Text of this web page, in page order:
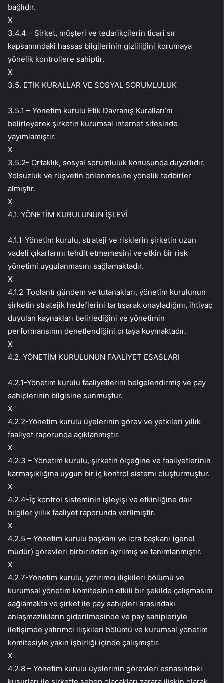
bağlıdır.
X
3.4.4 – Şirket, müşteri ve tedarikçilerin ticari sır
kapsamındaki hassas bilgilerinin gizliliğini korumaya
yönelik kontrollere sahiptir.
X
3.5. ETİK KURALLAR VE SOSYAL SORUMLULUK
3.5.1 – Yönetim kurulu Etik Davranış Kuralları’nı
belirleyerek şirketin kurumsal internet sitesinde
yayımlamıştır.
X
3.5.2- Ortaklık, sosyal sorumluluk konusunda duyarlıdır.
Yolsuzluk ve rüşvetin önlenmesine yönelik tedbirler
almıştır.
X
4.1. YÖNETİM KURULUNUN İŞLEVİ
4.1.1-Yönetim kurulu, strateji ve risklerin şirketin uzun
vadeli çıkarlarını tehdit etmemesini ve etkin bir risk
yönetimi uygulanmasını sağlamaktadır.
X
4.1.2-Toplantı gündem ve tutanakları, yönetim kurulunun
şirketin stratejik hedeflerini tartışarak onayladığını, ihtiyaç
duyulan kaynakları belirlediğini ve yönetimin
performansının denetlendiğini ortaya koymaktadır.
X
4.2. YÖNETİM KURULUNUN FAALİYET ESASLARI
4.2.1-Yönetim kurulu faaliyetlerini belgelendirmiş ve pay
sahiplerinin bilgisine sunmuştur.
X
4.2.2-Yönetim kurulu üyelerinin görev ve yetkileri yıllık
faaliyet raporunda açıklanmıştır.
X
4.2.3 – Yönetim kurulu, şirketin ölçeğine ve faaliyetlerinin
karmaşıklığına uygun bir iç kontrol sistemi oluşturmuştur.
X
4.2.4-İç kontrol sisteminin işleyişi ve etkinliğine dair
bilgiler yıllık faaliyet raporunda verilmiştir.
X
4.2.5 – Yönetim kurulu başkanı ve icra başkanı (genel
müdür) görevleri birbirinden ayrılmış ve tanımlanmıştır.
X
4.2.7-Yönetim kurulu, yatırımcı ilişkileri bölümü ve
kurumsal yönetim komitesinin etkili bir şekilde çalışmasını
sağlamakta ve şirket ile pay sahipleri arasındaki
anlaşmazlıkların giderilmesinde ve pay sahipleriyle
iletişimde yatırımcı ilişkileri bölümü ve kurumsal yönetim
komitesiyle yakın işbirliği içinde çalışmıştır.
X
4.2.8 – Yönetim kurulu üyelerinin görevleri esnasındaki